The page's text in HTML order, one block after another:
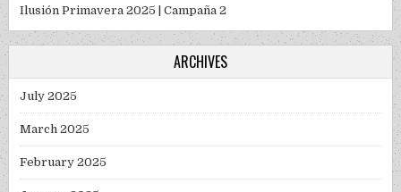
Ilusión Primavera 2025 | Campaña 2
ARCHIVES
July 2025
March 2025
February 2025